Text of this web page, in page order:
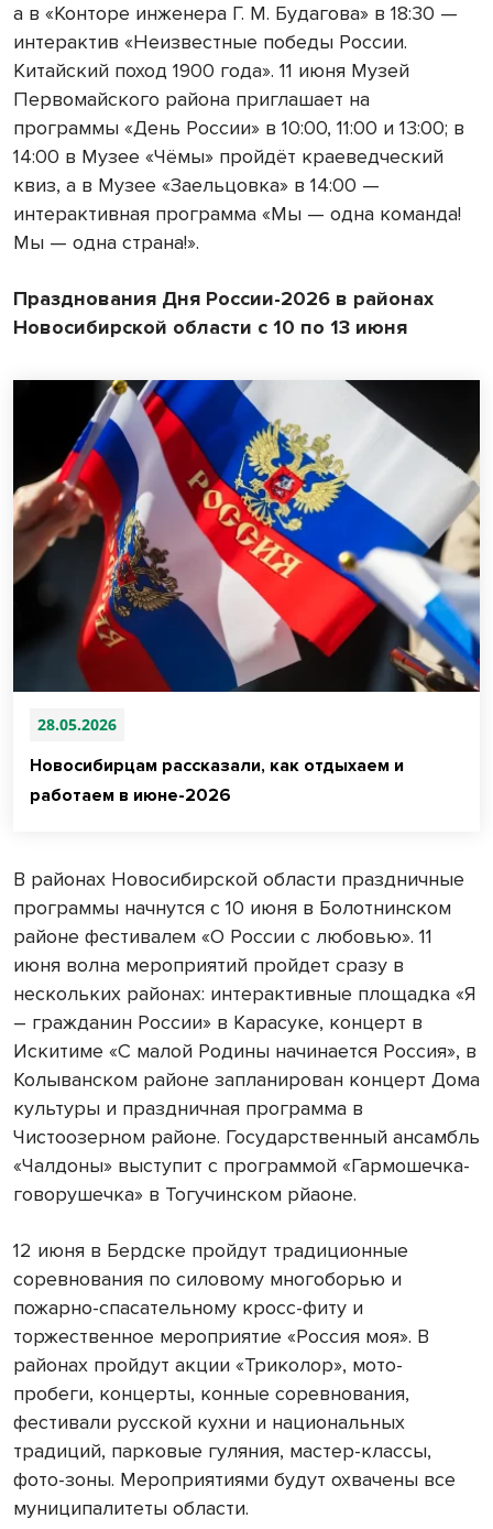
а в «Конторе инженера Г. М. Будагова» в 18:30 —
интерактив «Неизвестные победы России.
Китайский поход 1900 года». 11 июня Музей
Первомайского района приглашает на
программы «День России» в 10:00, 11:00 и 13:00; в
14:00 в Музее «Чёмы» пройдёт краеведческий
квиз, а в Музее «Заельцовка» в 14:00 —
интерактивная программа «Мы — одна команда!
Мы — одна страна!».
Празднования Дня России-2026 в районах
Новосибирской области с 10 по 13 июня
28.05.2026
Новосибирцам рассказали, как отдыхаем и
работаем в июне-2026
В районах Новосибирской области праздничные
программы начнутся с 10 июня в Болотнинском
районе фестивалем «О России с любовью». 11
июня волна мероприятий пройдет сразу в
нескольких районах: интерактивные площадка «Я
– гражданин России» в Карасуке, концерт в
Искитиме «С малой Родины начинается Россия», в
Колыванском районе запланирован концерт Дома
культуры и праздничная программа в
Чистоозерном районе. Государственный ансамбль
«Чалдоны» выступит с программой «Гармошечка-
говорушечка» в Тогучинском рйаоне.
12 июня в Бердске пройдут традиционные
соревнования по силовому многоборью и
пожарно-спасательному кросс-фиту и
торжественное мероприятие «Россия моя». В
районах пройдут акции «Триколор», мото-
пробеги, концерты, конные соревнования,
фестивали русской кухни и национальных
традиций, парковые гуляния, мастер-классы,
фото-зоны. Мероприятиями будут охвачены все
муниципалитеты области.